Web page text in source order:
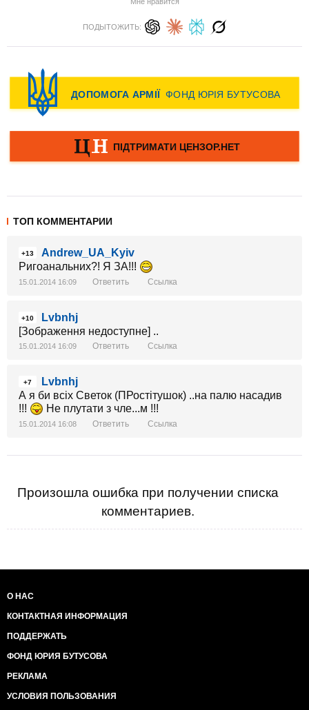
ПОДЫТОЖИТЬ:
ТОП КОММЕНТАРИИ
+13
Andrew_UA_Kyiv
Ригоанальних?! Я ЗА!!!
15.01.2014 16:09 Ответить Ссылка
+10
Lvbnhj
[Зображення недоступне] ..
15.01.2014 16:09 Ответить Ссылка
+7
Lvbnhj
А я би всіх Светок (ПРостітушок) ..на палю насадив
!!!
Не плутати з чле...м !!!
15.01.2014 16:08 Ответить Ссылка
Произошла ошибка при получении списка
комментариев.
О НАС
КОНТАКТНАЯ ИНФОРМАЦИЯ
ПОДДЕРЖАТЬ
ФОНД ЮРИЯ БУТУСОВА
РЕКЛАМА
УСЛОВИЯ ПОЛЬЗОВАНИЯ